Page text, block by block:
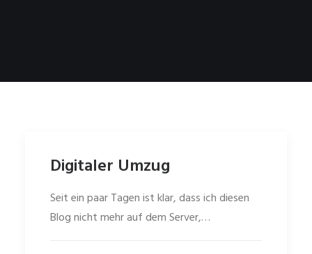
Digitaler Umzug
Seit ein paar Tagen ist klar, dass ich diesen
Blog nicht mehr auf dem Server,…